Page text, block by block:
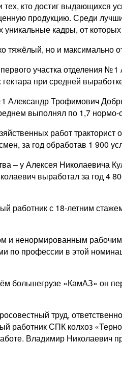
кто достиг выдающихся
продукцию. Среди
кадры, от которых
тяжёлый, но и максимально
участка отделения №
гектара при средней
Александр Трофимович
выполнял по 1,7
работ
за год обработав 1 900
– у Алексея Николаевича
выработал за год 4
работник с 18-летним
и ненормированным
профессии в этой
большегрузе «КамАЗ» он
труд,
работник СПК колхоз
Владимир Николаевич